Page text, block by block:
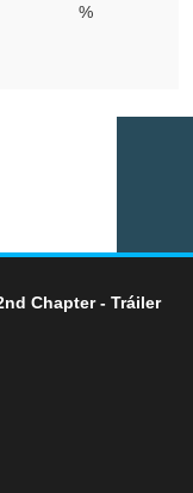
%
Chapter - Tráiler